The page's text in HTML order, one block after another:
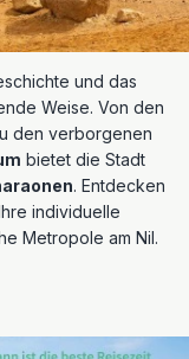
und das
Weise. Von den
den verborgenen
bietet die Stadt
. Entdecken
individuelle
Metropole am Nil.